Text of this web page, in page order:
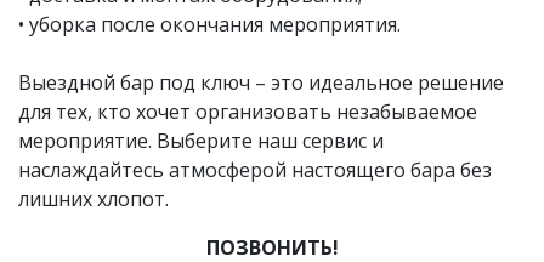
• уборка после окончания мероприятия.
Выездной бар под ключ – это идеальное решение
для тех, кто хочет организовать незабываемое
мероприятие. Выберите наш сервис и
наслаждайтесь атмосферой настоящего бара без
лишних хлопот.
ПОЗВОНИТЬ!